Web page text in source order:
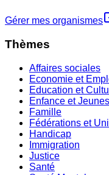
Gérer mes organismes
Thèmes
Affaires sociales
Economie et
Education et
Enfance et
Famille
Fédérations et
Handicap
Immigration
Justice
Santé